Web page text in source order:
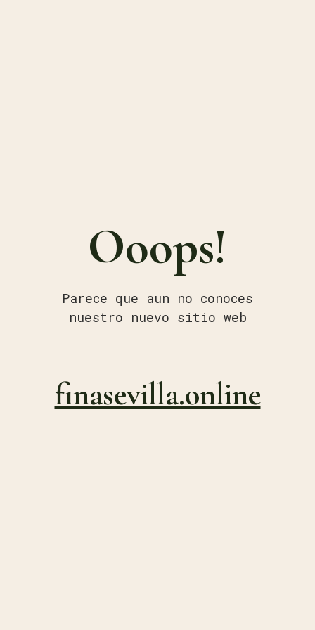
Ooops!
Parece que aun no conoces
nuestro nuevo sitio web
finasevilla.online